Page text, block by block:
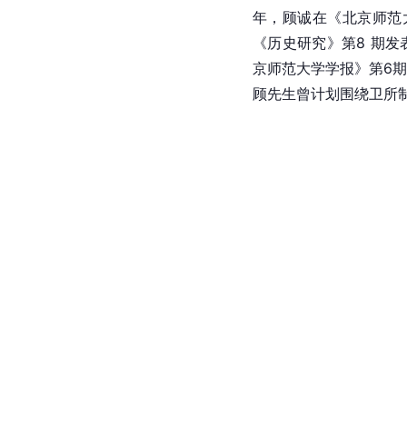
年，顾诚在《北京师范
《历史研究》第8 期
京师范大学学报》第6
顾先生曾计划围绕卫所